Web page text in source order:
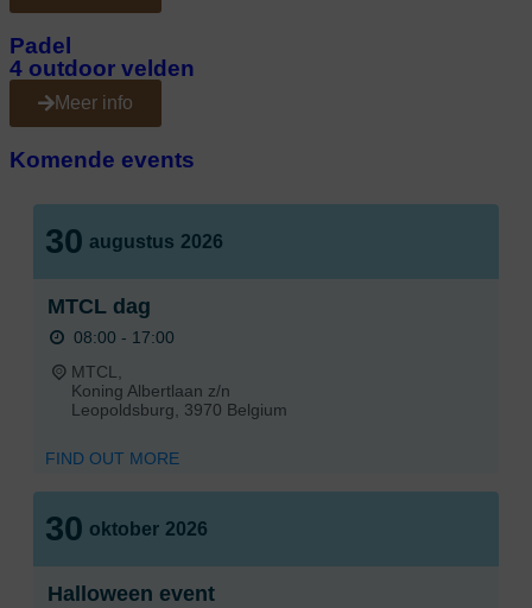
Padel
4 outdoor velden
Meer info
Komende events
30 augustus 2026
MTCL dag
08:00 - 17:00
MTCL,
Koning Albertlaan z/n
Leopoldsburg
3970 Belgium
FIND OUT MORE
30 oktober 2026
Halloween event